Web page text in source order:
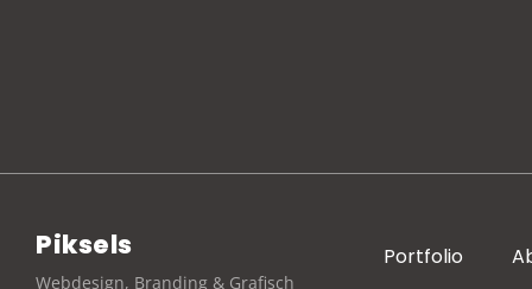
Piksels
Webdesign, Branding & Grafisch
Portfolio